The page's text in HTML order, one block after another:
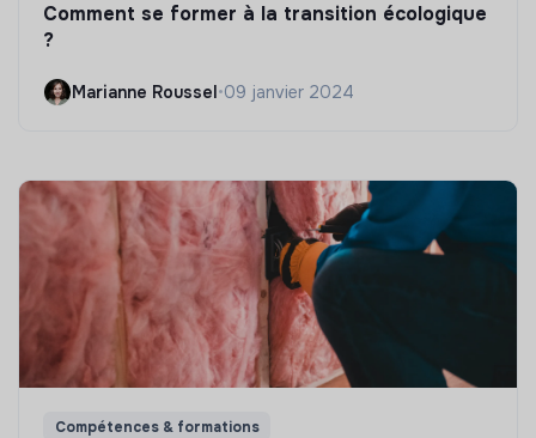
Comment se former à la transition écologique
?
Marianne Roussel•09 janvier 2024
Compétences & formations